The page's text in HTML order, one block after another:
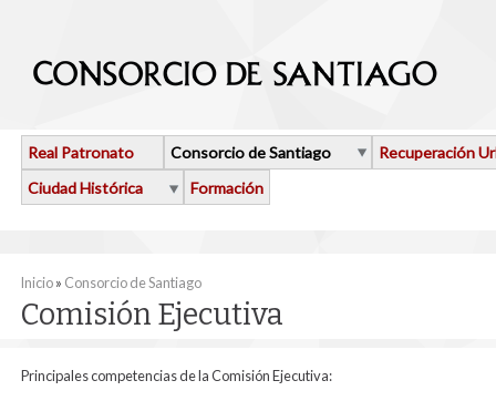
Real Patronato Consorcio de Santiago
Recuperación
Ciudad Histórica
Formación
Se encuentra usted aquí
Inicio» Consorcio de Santiago
Comisión Ejecutiva
Principales competencias de la Comisión Ejecutiva: